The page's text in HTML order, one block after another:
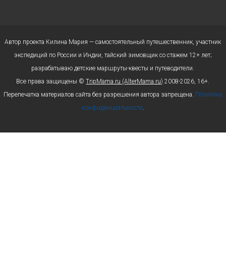
Автор проекта Килина Мария — самостоятельный путешественник, участник
экспедиций по России и Индии, тайский зимовщик со стажем 12+ лет;
разрабатываю детские маршруты-квесты и путеводители.
Все права защищены ©TripMama.ru (AlterMama.ru) 2008-2026, 16+.
Перепечатка материалов сайта без разрешения автора запрещена. Политика
конфиденциальности